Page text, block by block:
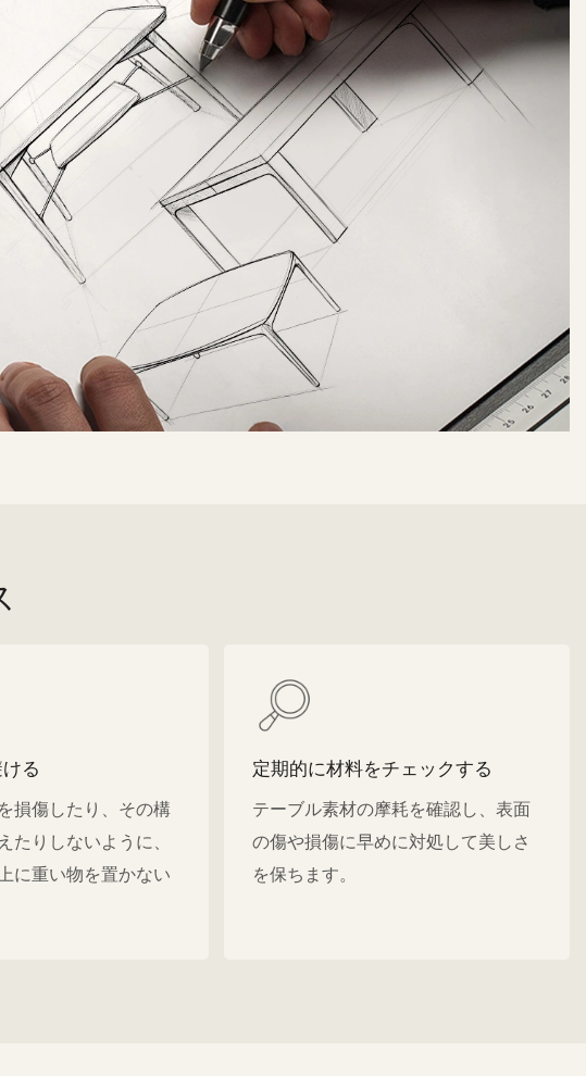
る
損傷したり、その構
たりしないように、
に重い物を置かない
定期的に材料をチェックする
テーブル素材の摩耗を確認し、表面
の傷や損傷に早めに対処して美しさ
を保ちます。